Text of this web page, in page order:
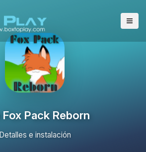
Pack Reborn
Detalles e instalación